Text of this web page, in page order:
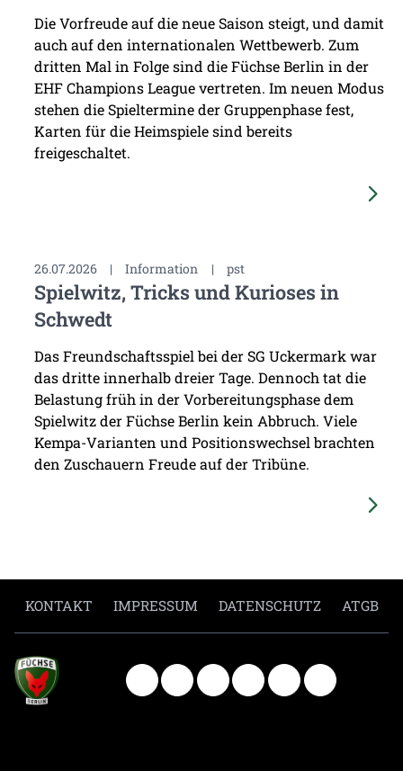
Die Vorfreude auf die neue Saison steigt, und damit
auch auf den internationalen Wettbewerb. Zum
dritten Mal in Folge sind die Füchse Berlin in der
EHF Champions League vertreten. Im neuen Modus
stehen die Spieltermine der Gruppenphase fest,
Karten für die Heimspiele sind bereits
freigeschaltet.
26.07.2026 | Information | pst
Spielwitz, Tricks und Kurioses in
Schwedt
Das Freundschaftsspiel bei der SG Uckermark war
das dritte innerhalb dreier Tage. Dennoch tat die
Belastung früh in der Vorbereitungsphase dem
Spielwitz der Füchse Berlin kein Abbruch. Viele
Kempa-Varianten und Positionswechsel brachten
den Zuschauern Freude auf der Tribüne.
KONTAKT IMPRESSUM DATENSCHUTZ ATGB